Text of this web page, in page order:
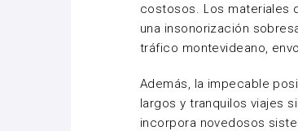
costosos. Los materiales
una insonorización
tráfico montevideano,
Además, la impecable
largos y tranquilos viajes
incorpora novedosos